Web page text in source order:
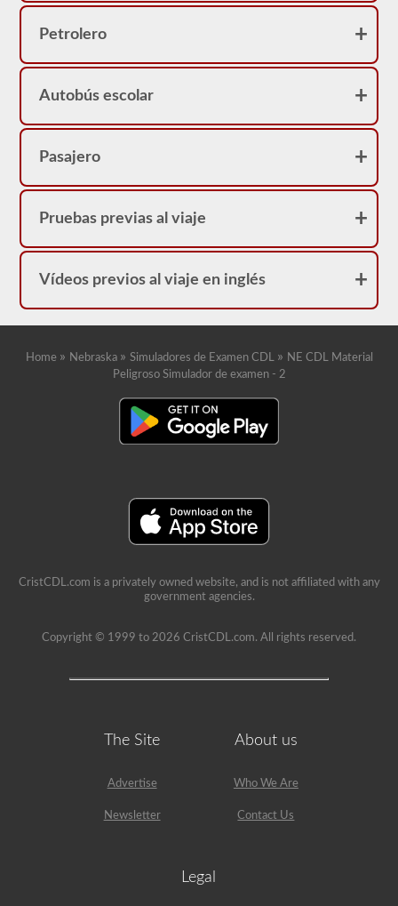
Petrolero
Autobús escolar
Pasajero
Pruebas previas al viaje
Vídeos previos al viaje en inglés
Home » Nebraska » Simuladores de Examen CDL » NE CDL Material
Peligroso Simulador de examen - 2
CristCDL.com is a privately owned website, and is not affiliated with any
government agencies.
Copyright © 1999 to 2026 CristCDL.com. All rights reserved.
The Site
Advertise
Newsletter
About us
Who We Are
Contact Us
Legal